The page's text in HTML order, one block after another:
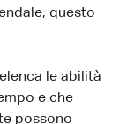
questo
le abilità
e che
possono